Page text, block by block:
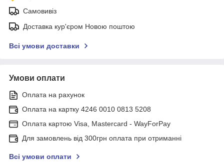
Самовивіз
Доставка кур'єром Новою поштою
Всі умови доставки
Умови оплати
Оплата на рахунок
Оплата на картку 4246 0010 0813 5208
Оплата картою Visa, Mastercard - WayForPay
Для замовлень від 300грн оплата при отриманні
Всі умови оплати